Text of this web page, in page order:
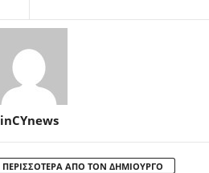
inCYnews
ΠΕΡΙΣΣΟΤΕΡΑ ΑΠΟ ΤΟΝ ΔΗΜΙΟΥΡΓΟ